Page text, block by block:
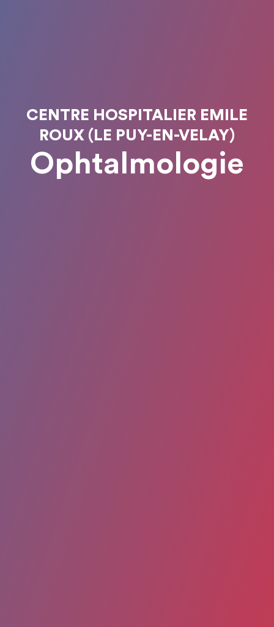
CENTRE HOSPITALIER EMILE
ROUX (LE PUY-EN-VELAY)
Ophtalmologie